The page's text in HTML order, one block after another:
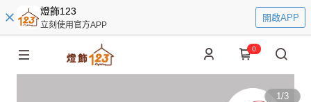
燈飾123
立刻使用官方APP
開啟APP
0
1/3